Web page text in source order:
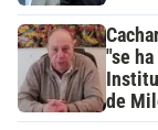
"se
de